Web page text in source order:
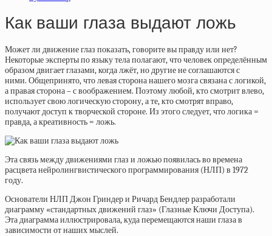
Как ваши глаза выдают ложь
Может ли движение глаз показать, говорите вы правду или нет?
Некоторые эксперты по языку тела полагают, что человек определённым
образом двигает глазами, когда лжёт, но другие не соглашаются с
ними. Общепринято, что левая сторона нашего мозга связана с логикой,
а правая сторона – с воображением. Поэтому любой, кто смотрит влево,
использует свою логическую сторону, а те, кто смотрят вправо,
получают доступ к творческой стороне. Из этого следует, что логика =
правда, а креативность = ложь.
Эта связь между движениями глаз и ложью появилась во времена
расцвета нейролингвистического программирования (НЛП) в 1972
году.
Основатели НЛП Джон Гриндер и Ричард Бендлер разработали
диаграмму «стандартных движений глаз» (Глазные Ключи Доступа).
Эта диаграмма иллюстрировала, куда перемещаются наши глаза в
зависимости от наших мыслей.